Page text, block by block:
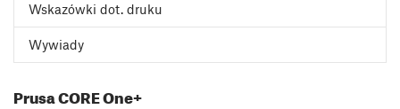
Wskazówki dot. druku
Wywiady
Prusa CORE One+